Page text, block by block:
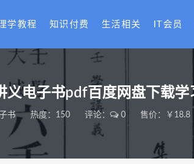
学教程 知识付费 生活相关 IT会员
义电子书pdf百度网盘下载学
书 热度：150 评论： 0 售价：￥18.8